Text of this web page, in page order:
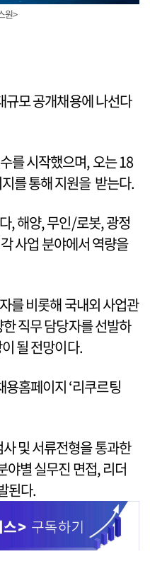
원>
규모 공개채용에 나선다
를 시작했으며, 오는 18
를 통해 지원을 받는다.
, 해양, 무인/로봇, 광정
사업 분야에서 역량을
를 비롯해 국내외 사업관
직무 담당자를 선발하
될 전망이다.
홈페이지 ‘리쿠르팅
및 서류전형을 통과한
야별 실무진 면접, 리더
된다.